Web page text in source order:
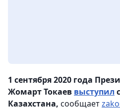
1 сентября 2020 года
Жомарт Токаев выступил
Казахстана, сообщает